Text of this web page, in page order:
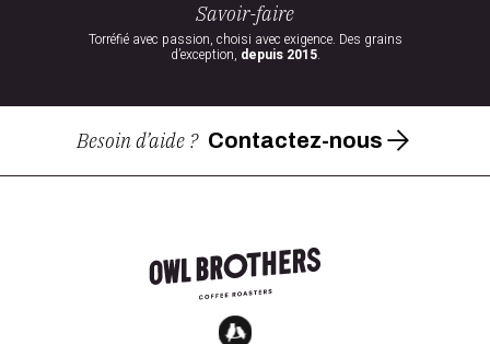
Savoir-faire
Torréfié avec passion, choisi avec exigence. Des grains
d’exception, depuis 2015.
Besoin d’aide ? Contactez-nous